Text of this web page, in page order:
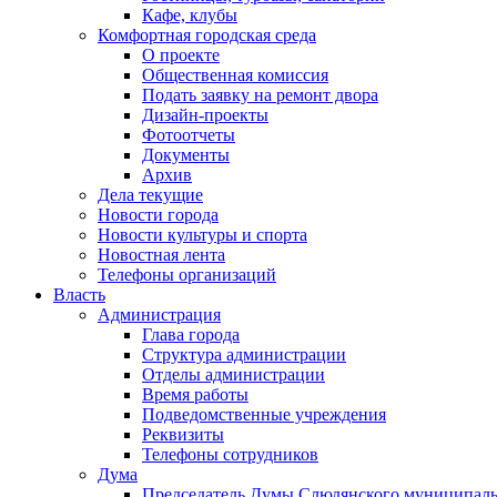
Кафе, клубы
Комфортная городская среда
О проекте
Общественная комиссия
Подать заявку на ремонт двора
Дизайн-проекты
Фотоотчеты
Документы
Архив
Дела текущие
Новости города
Новости культуры и спорта
Новостная лента
Телефоны организаций
Власть
Администрация
Глава города
Структура администрации
Отделы администрации
Время работы
Подведомственные учреждения
Реквизиты
Телефоны сотрудников
Дума